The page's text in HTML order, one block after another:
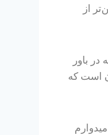
از
باور
است که